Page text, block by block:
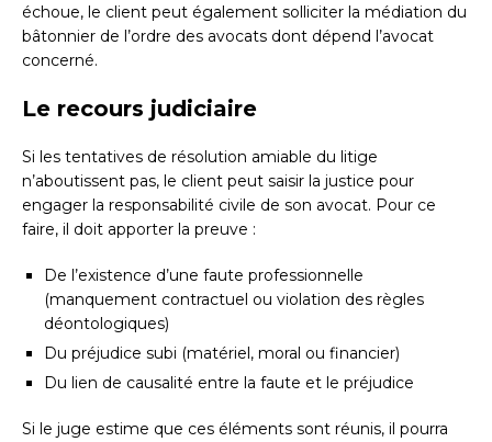
échoue, le client peut également solliciter la médiation du
bâtonnier de l’ordre des avocats dont dépend l’avocat
concerné.
Le recours judiciaire
Si les tentatives de résolution amiable du litige
n’aboutissent pas, le client peut saisir la justice pour
engager la responsabilité civile de son avocat. Pour ce
faire, il doit apporter la preuve :
De l’existence d’une faute professionnelle
(manquement contractuel ou violation des règles
déontologiques)
Du préjudice subi (matériel, moral ou financier)
Du lien de causalité entre la faute et le préjudice
Si le juge estime que ces éléments sont réunis, il pourra